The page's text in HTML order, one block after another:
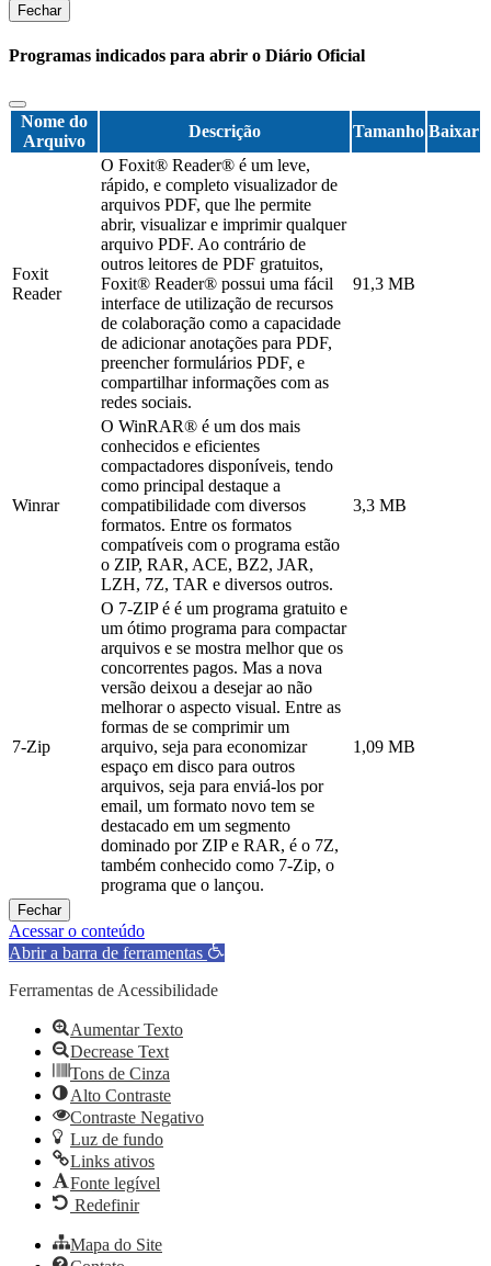
Fechar
Programas indicados para abrir o Diário Oficial
Nome do
Arquivo
Descrição Tamanho Baixar
Foxit
Reader
O Foxit® Reader® é um leve,
rápido, e completo visualizador de
arquivos PDF, que lhe permite
abrir, visualizar e imprimir qualquer
arquivo PDF. Ao contrário de
outros leitores de PDF gratuitos,
Foxit® Reader® possui uma fácil
interface de utilização de recursos
de colaboração como a capacidade
de adicionar anotações para PDF,
preencher formulários PDF, e
compartilhar informações com as
redes sociais.
91,3 MB
Winrar
O WinRAR® é um dos mais
conhecidos e eficientes
compactadores disponíveis, tendo
como principal destaque a
compatibilidade com diversos
formatos. Entre os formatos
compatíveis com o programa estão
o ZIP, RAR, ACE, BZ2, JAR,
LZH, 7Z, TAR e diversos outros.
3,3 MB
7-Zip
O 7-ZIP é é um programa gratuito e
um ótimo programa para compactar
arquivos e se mostra melhor que os
concorrentes pagos. Mas a nova
versão deixou a desejar ao não
melhorar o aspecto visual. Entre as
formas de se comprimir um
arquivo, seja para economizar
espaço em disco para outros
arquivos, seja para enviá-los por
email, um formato novo tem se
destacado em um segmento
dominado por ZIP e RAR, é o 7Z,
também conhecido como 7-Zip, o
programa que o lançou.
1,09 MB
Fechar
Acessar o conteúdo
Abrir a barra de ferramentas
Ferramentas de Acessibilidade
Aumentar Texto
Decrease Text
Tons de Cinza
Alto Contraste
Contraste Negativo
Luz de fundo
Links ativos
Fonte legível
Redefinir
Mapa do Site